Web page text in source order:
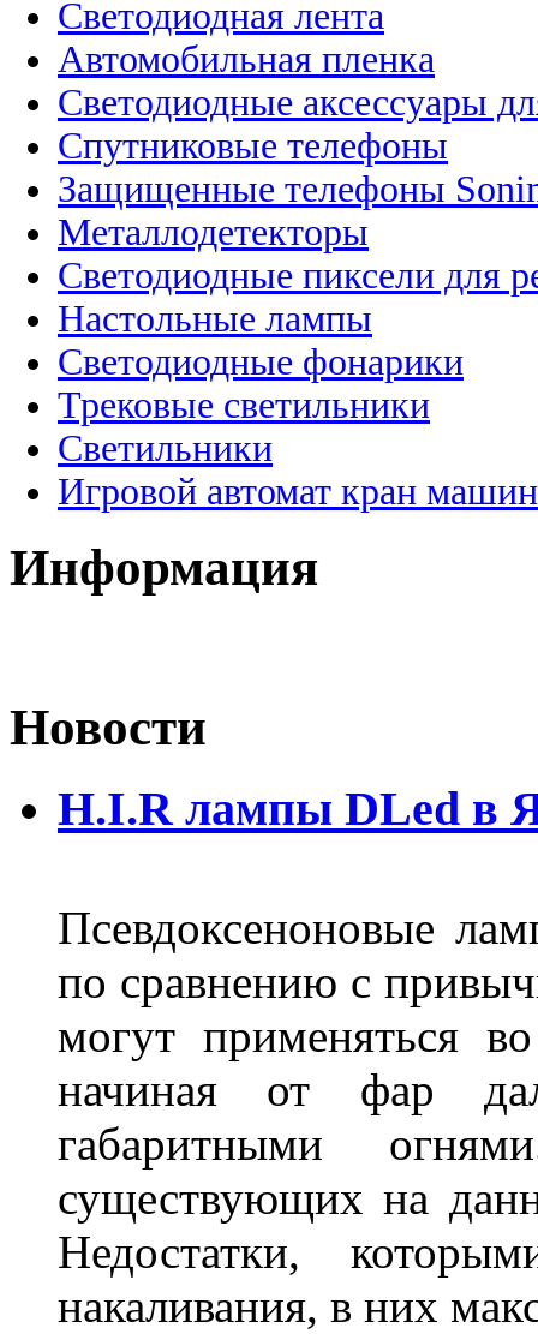
Светодиодная лента
Автомобильная пленка
Светодиодные аксессуары
Спутниковые телефоны
Защищенные телефоны
Металлодетекторы
Светодиодные пиксели для
Настольные лампы
Светодиодные фонарики
Трековые светильники
Светильники
Игровой автомат кран
Информация
Новости
H.I.R лампы DLed в
Псевдоксеноновые
по сравнению с
могут применяться
начиная от фар
габаритными
существующих на
Недостатки,
накаливания, в них